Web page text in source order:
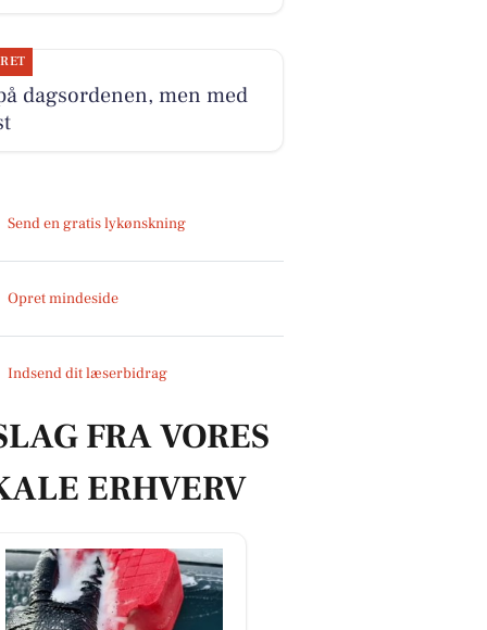
dagsordenen, men med
Send en gratis lykønskning
Opret mindeside
Indsend dit læserbidrag
FRA VORES
ERHVERV